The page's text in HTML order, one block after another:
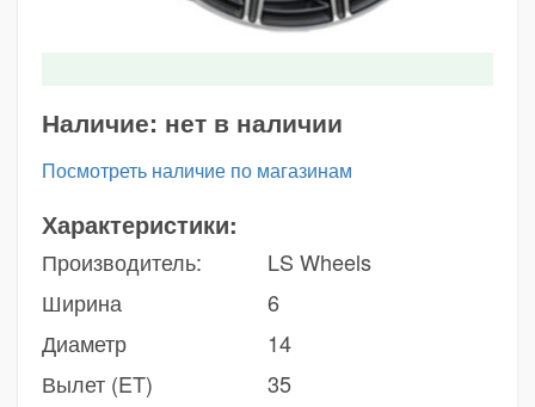
Наличие: нет в наличии
Посмотреть наличие по магазинам
Характеристики:
Производитель:
LS Wheels
Ширина
6
Диаметр
14
Вылет (ET)
35